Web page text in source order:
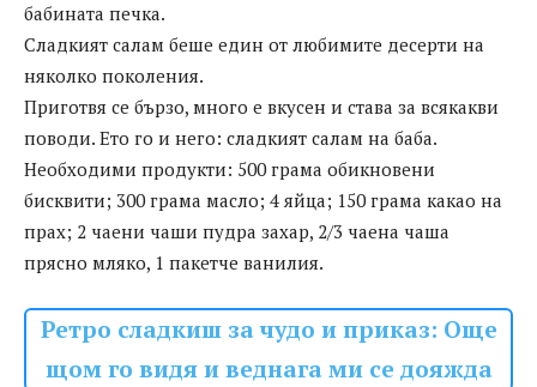
бабината печка.
Сладкият салам беше един от любимите десерти на
няколко поколения.
Приготвя се бързо, много е вкусен и става за всякакви
поводи. Ето го и него: сладкият салам на баба.
Необходими продукти: 500 грама обикновени
бисквити; 300 грама масло; 4 яйца; 150 грама какао на
прах; 2 чаени чаши пудра захар, 2/3 чаена чаша
прясно мляко, 1 пакетче ванилия.
Ретро сладкиш за чудо и приказ: Още
щом го видя и веднага ми се дояжда